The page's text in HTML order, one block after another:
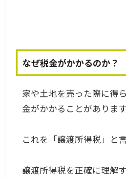
なぜ税金がかかるのか？
家や土地を売った際に得
金がかかることがあります
これを「譲渡所得税」と言
譲渡所得税を正確に理解